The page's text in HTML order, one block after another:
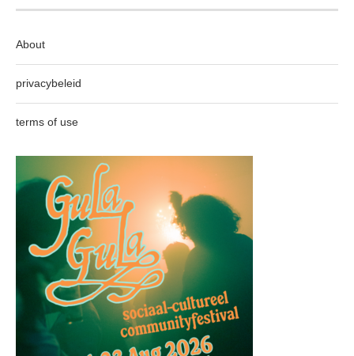
About
privacybeleid
terms of use